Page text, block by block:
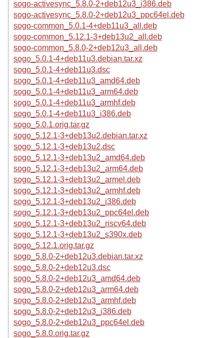
sogo-activesync_5.8.0-2+deb12u3_i386.deb
sogo-activesync_5.8.0-2+deb12u3_ppc64el.deb
sogo-common_5.0.1-4+deb11u3_all.deb
sogo-common_5.12.1-3+deb13u2_all.deb
sogo-common_5.8.0-2+deb12u3_all.deb
sogo_5.0.1-4+deb11u3.debian.tar.xz
sogo_5.0.1-4+deb11u3.dsc
sogo_5.0.1-4+deb11u3_amd64.deb
sogo_5.0.1-4+deb11u3_arm64.deb
sogo_5.0.1-4+deb11u3_armhf.deb
sogo_5.0.1-4+deb11u3_i386.deb
sogo_5.0.1.orig.tar.gz
sogo_5.12.1-3+deb13u2.debian.tar.xz
sogo_5.12.1-3+deb13u2.dsc
sogo_5.12.1-3+deb13u2_amd64.deb
sogo_5.12.1-3+deb13u2_arm64.deb
sogo_5.12.1-3+deb13u2_armel.deb
sogo_5.12.1-3+deb13u2_armhf.deb
sogo_5.12.1-3+deb13u2_i386.deb
sogo_5.12.1-3+deb13u2_ppc64el.deb
sogo_5.12.1-3+deb13u2_riscv64.deb
sogo_5.12.1-3+deb13u2_s390x.deb
sogo_5.12.1.orig.tar.gz
sogo_5.8.0-2+deb12u3.debian.tar.xz
sogo_5.8.0-2+deb12u3.dsc
sogo_5.8.0-2+deb12u3_amd64.deb
sogo_5.8.0-2+deb12u3_arm64.deb
sogo_5.8.0-2+deb12u3_armhf.deb
sogo_5.8.0-2+deb12u3_i386.deb
sogo_5.8.0-2+deb12u3_ppc64el.deb
sogo_5.8.0.orig.tar.gz